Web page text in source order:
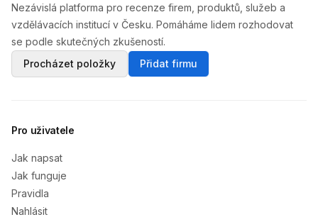
Nezávislá platforma pro recenze firem, produktů, služeb a
vzdělávacích institucí v Česku. Pomáháme lidem rozhodovat
se podle skutečných zkušeností.
Procházet položky
Přidat firmu
Pro uživatele
Jak napsat
Jak funguje
Pravidla
Nahlásit